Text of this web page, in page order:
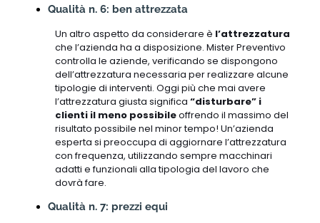
Qualità n. 6: ben attrezzata
Un altro aspetto da considerare è l’attrezzatura
che l’azienda ha a disposizione. Mister Preventivo
controlla le aziende, verificando se dispongono
dell’attrezzatura necessaria per realizzare alcune
tipologie di interventi. Oggi più che mai avere
l’attrezzatura giusta significa “disturbare” i
clienti il meno possibileoffrendo il massimo del
risultato possibile nel minor tempo! Un’azienda
esperta si preoccupa di aggiornare l’attrezzatura
con frequenza, utilizzando sempre macchinari
adatti e funzionali alla tipologia del lavoro che
dovrà fare.
Qualità n. 7: prezzi equi